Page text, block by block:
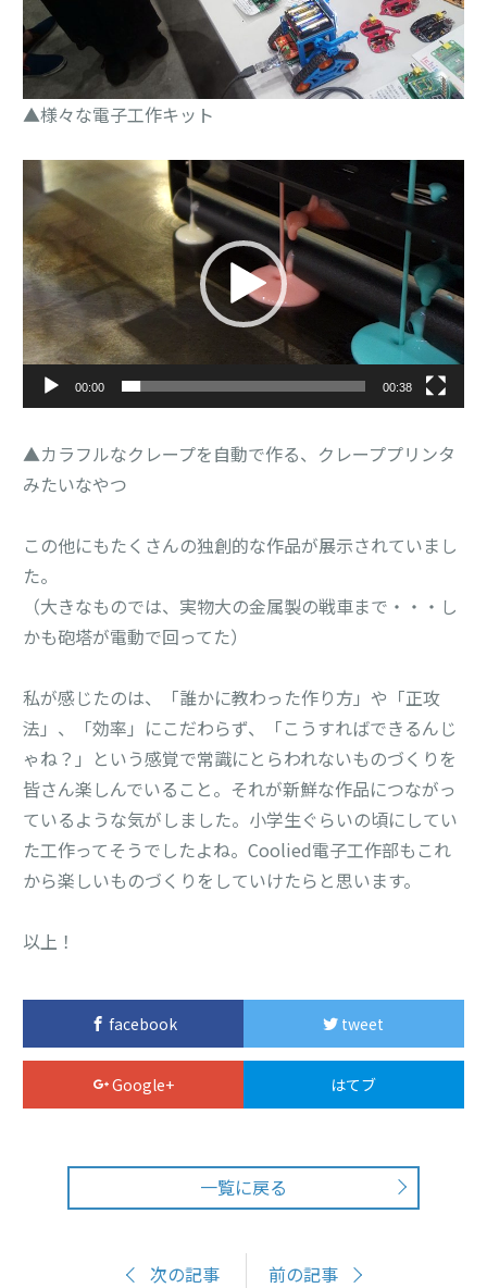
▲様々な電子工作キット
動
画
プ
レ
ー
ヤ
ー
00:00 00:38
▲カラフルなクレープを自動で作る、クレーププリンタ
みたいなやつ
この他にもたくさんの独創的な作品が展示されていまし
た。
（大きなものでは、実物大の金属製の戦車まで・・・し
かも砲塔が電動で回ってた）
私が感じたのは、「誰かに教わった作り方」や「正攻
法」、「効率」にこだわらず、「こうすればできるんじ
ゃね？」という感覚で常識にとらわれないものづくりを
皆さん楽しんでいること。それが新鮮な作品につながっ
ているような気がしました。小学生ぐらいの頃にしてい
た工作ってそうでしたよね。Coolied電子工作部もこれ
から楽しいものづくりをしていけたらと思います。
以上！
facebook tweet
Google+ はてブ
一覧に戻る
次の記事 前の記事